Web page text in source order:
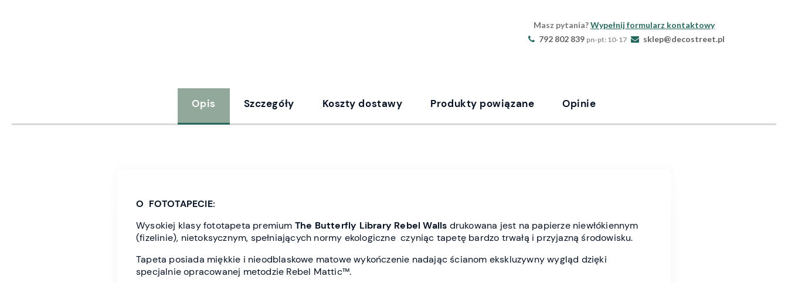
Masz pytania?Wypełnij formularz kontaktowy
792 802 839 pn-pt: 10-17 sklep@decostreet.pl
Opis Szczegóły Koszty dostawy Produkty powiązane Opinie
O FOTOTAPECIE:
Wysokiej klasy fototapeta premium The Butterfly Library Rebel Walls drukowana jest na papierze niewłókiennym
(fizelinie), nietoksycznym, spełniających normy ekologiczne czyniąc tapetę bardzo trwałą i przyjazną środowisku.
Tapeta posiada miękkie i nieodblaskowe matowe wykończenie nadając ścianom ekskluzywny wygląd dzięki
specjalnie opracowanej metodzie Rebel Mattic™.